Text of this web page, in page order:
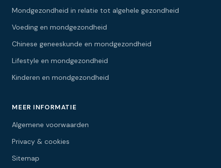
Mondgezondheid in relatie tot algehele gezondheid
Voeding en mondgezondheid
Chinese geneeskunde en mondgezondheid
Lifestyle en mondgezondheid
Kinderen en mondgezondheid
MEER INFORMATIE
Algemene voorwaarden
Privacy & cookies
Sitemap